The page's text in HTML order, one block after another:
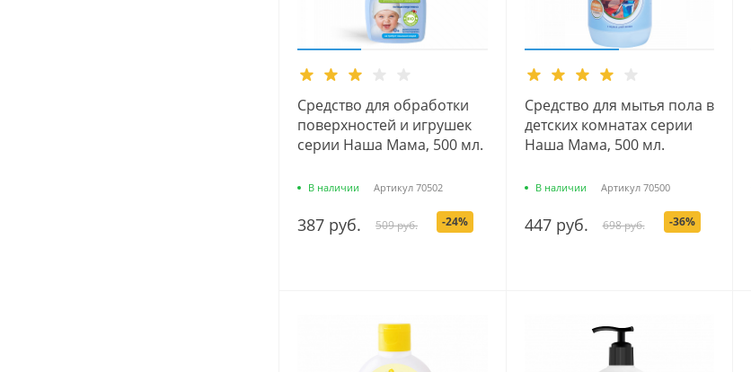
Средство для обработки
поверхностей и игрушек
серии Наша Мама, 500 мл.
В наличии Артикул 70502
387 руб. 509 руб. -24%
Средство для мытья пола в
детских комнатах серии
Наша Мама, 500 мл.
В наличии Артикул 70500
447 руб. 698 руб. -36%